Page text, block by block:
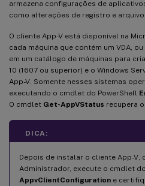
armazena configurações de
como alterações de registro e
O cliente App-V está disponível na
cada máquina que contém um VDA,
em um catálogo de máquinas para
10 (1607 ou superior) e o Windows
App-V. Somente nesses sistemas
executando o cmdlet do PowerShell
O cmdlet Get-AppVStatus recupera
DICA:
Depois de instalar o cliente App-V,
Administrador, execute o cmdlet
AppvClientConfiguration e